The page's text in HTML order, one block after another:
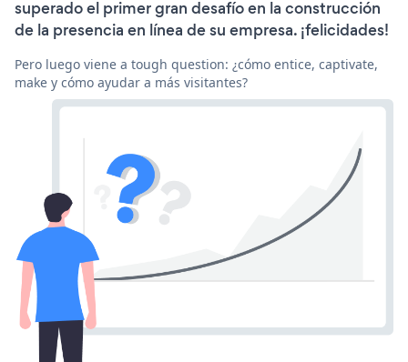
superado el primer gran desafío en la construcción
de la presencia en línea de su empresa. ¡felicidades!
Pero luego viene a tough question: ¿cómo entice, captivate,
make y cómo ayudar a más visitantes?